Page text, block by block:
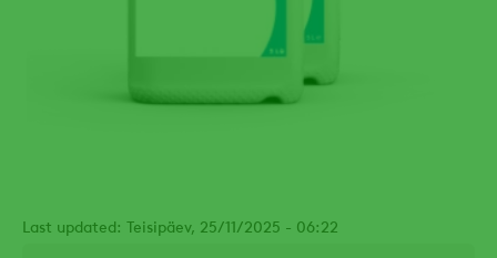
Last updated: Teisipäev, 25/11/2025 - 06:22